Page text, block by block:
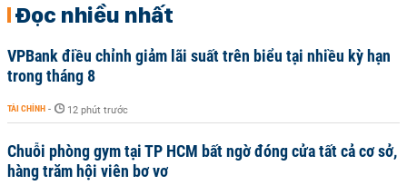
Đọc nhiều nhất
VPBank điều chỉnh giảm lãi suất trên biểu tại nhiều kỳ hạn
trong tháng 8
TÀI CHÍNH - 12 phút trước
Chuỗi phòng gym tại TP HCM bất ngờ đóng cửa tất cả cơ sở,
hàng trăm hội viên bơ vơ